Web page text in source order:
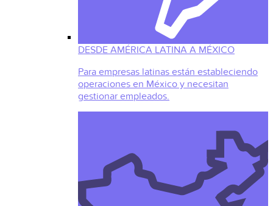
DESDE AMÉRICA LATINA A MÉXICO
Para empresas latinas están estableciendo
operaciones en México y necesitan
gestionar empleados.